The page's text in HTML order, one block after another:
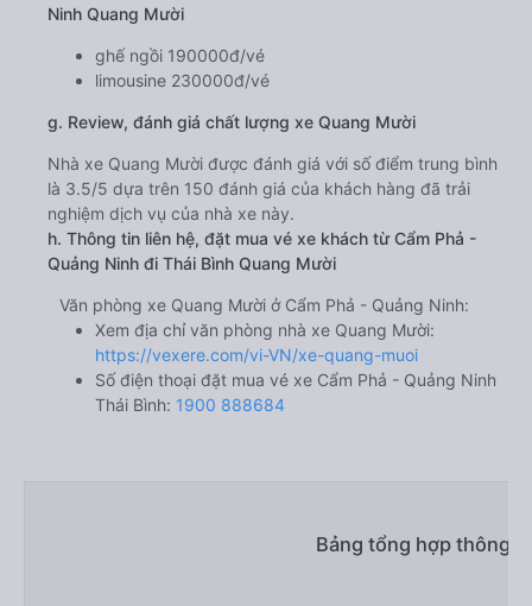
Ninh Quang Mười
ghế ngồi 190000đ/vé
limousine 230000đ/vé
g. Review, đánh giá chất lượng xe Quang Mười
Nhà xe Quang Mười được đánh giá với số điểm trung bình
là 3.5/5 dựa trên 150 đánh giá của khách hàng đã trải
nghiệm dịch vụ của nhà xe này.
h. Thông tin liên hệ, đặt mua vé xe khách từ Cẩm Phả -
Quảng Ninh đi Thái Bình Quang Mười
Văn phòng xe Quang Mười ở Cẩm Phả - Quảng Ninh:
Xem địa chỉ văn phòng nhà xe Quang Mười:
https://vexere.com/vi-VN/xe-quang-muoi
Số điện thoại đặt mua vé xe Cẩm Phả - Quảng Ninh
Thái Bình: 1900 888684
Bảng tổng hợp thông